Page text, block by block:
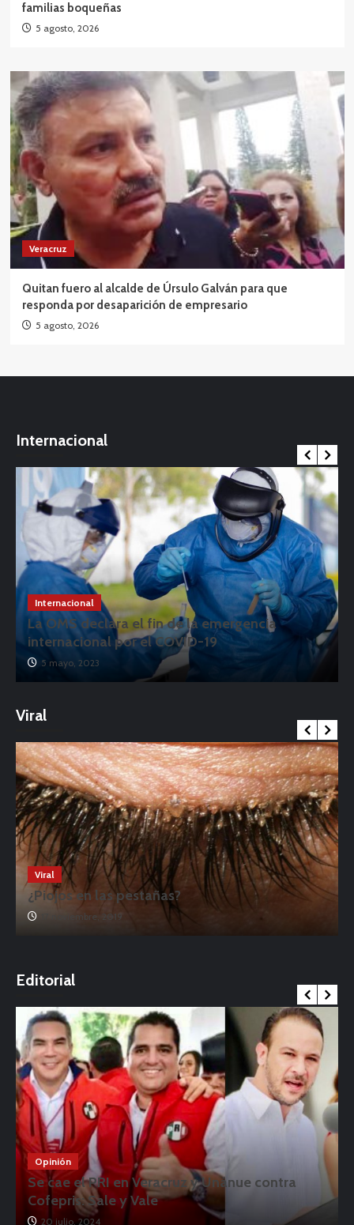
familias boqueñas
5 agosto, 2026
Veracruz
Quitan fuero al alcalde de Úrsulo Galván para que
responda por desaparición de empresario
5 agosto, 2026
Internacional
Internacional
La OMS declara el fin de la emergencia
internacional por el COVID-19
5 mayo, 2023
Viral
Viral
¿Piojos en las pestañas?
17 noviembre, 2019
Editorial
Opinión
Se cae el PRI en Veracruz y Unánue contra
Cofepris: Sale y Vale
20 julio, 2024